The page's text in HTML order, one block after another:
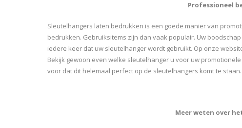
Professioneel
Sleutelhangers laten bedrukken is een goede manier van
bedrukken. Gebruiksitems zijn dan vaak populair. Uw
iedere keer dat uw sleutelhanger wordt gebruikt. Op onze
Bekijk gewoon even welke sleutelhanger u voor uw
voor dat dit helemaal perfect op de sleutelhangers komt te staan.
Meer weten over